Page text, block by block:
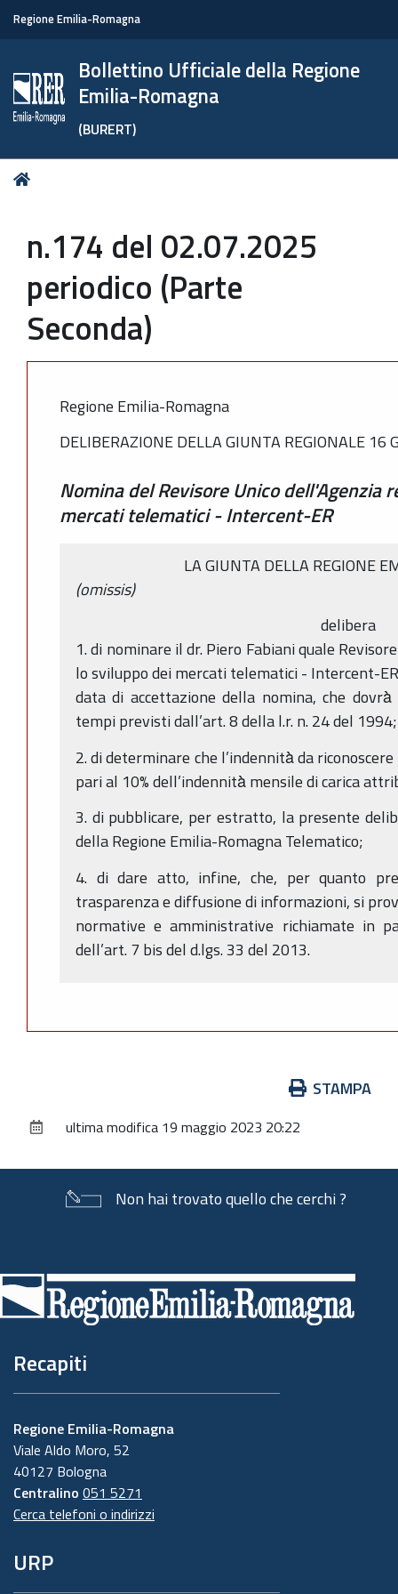
Regione Emilia-Romagna
Bollettino Ufficiale della Regione
Emilia-Romagna
(BURERT)
Tu
n.174 del 02.07.2025
periodico (Parte
Seconda)
Regione Emilia-Romagna
DELIBERAZIONE DELLA GIUNTA REGIONALE 16
Nomina del Revisore Unico dell'Agenzia
mercati telematici - Intercent-ER
LA GIUNTA DELLA REGIONE
(omissis)
delibera
1. di nominare il dr. Piero Fabiani quale
lo sviluppo dei mercati telematici - Intercent-
data di accettazione della nomina, che
tempi previsti dall’art. 8 della l.r. n. 24 del 1994;
2. di determinare che l’indennità̀ da
pari al 10% dell’indennità̀ mensile di carica
3. di pubblicare, per estratto, la presente
della Regione Emilia-Romagna Telematico;
4. di dare atto, infine, che, per quanto
trasparenza e diffusione di informazioni, si
normative e amministrative richiamate in
dell’art. 7 bis del d.lgs. 33 del 2013.
documento
STAMPA
ultima modifica 19 maggio 2023 20:22
Non hai trovato quello che cerchi ?
di
pagina
Recapiti
Regione Emilia-Romagna
Viale Aldo Moro, 52
40127 Bologna
Centralino 051 5271
Cerca telefoni o indirizzi
URP